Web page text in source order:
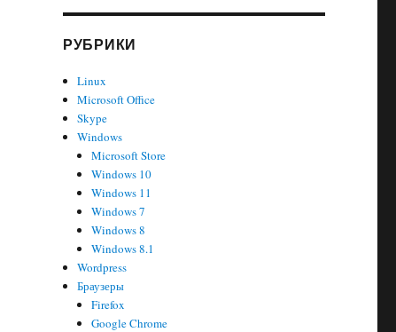
РУБРИКИ
Linux
Microsoft Office
Skype
Windows
Microsoft Store
Windows 10
Windows 11
Windows 7
Windows 8
Windows 8.1
Wordpress
Браузеры
Firefox
Google Chrome